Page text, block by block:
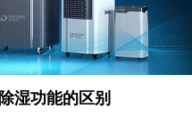
湿功能的区别